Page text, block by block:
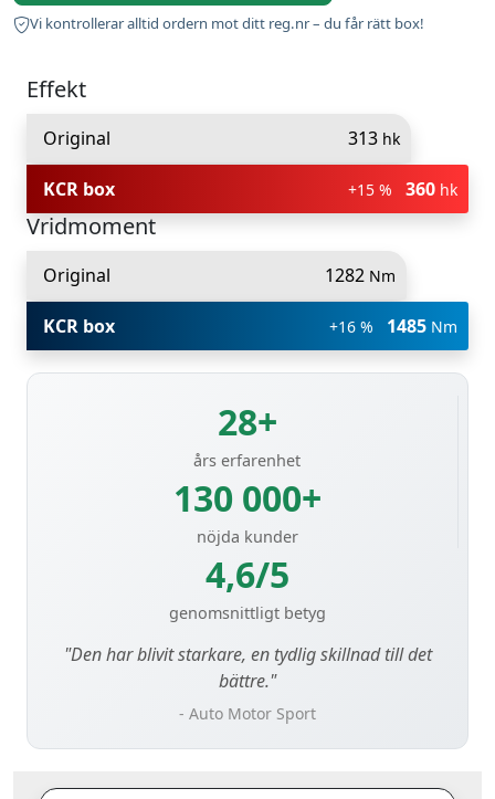
Vi kontrollerar alltid ordern mot ditt reg.nr – du får rätt box!
Effekt
Original 313 hk
KCR box +15 % 360 hk
Vridmoment
Original 1282 Nm
KCR box +16 % 1485 Nm
28+
års erfarenhet
130 000+
nöjda kunder
4,6/5
genomsnittligt betyg
"Den har blivit starkare, en tydlig skillnad till det
bättre."
- Auto Motor Sport